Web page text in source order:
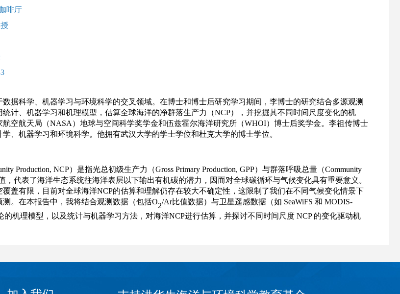
啡厅
据科学、机器学习与环境科学的交叉领域。在博士和博士后研究学习期间，李博士的研究结合多源观测
计、机器学习和机理模型，估算全球海洋的净群落生产力（NCP），并挖掘其不同时间尺度变化的机
空航天局（NASA）地球与空间科学奖学金和伍兹霍尔海洋研究所（WHOI）博士后奖学金。李祖传博士
、机器学习和环境科学。他拥有武汉大学的学士学位和杜克大学的博士学位。
Production, NCP）是指光总初级生产力（Gross Primary Production, GPP）与群落呼吸总量（Community
，代表了海洋生态系统往海洋表层以下输出有机碳的潜力，因而对全球碳循环与气候变化具有重要意义。
盖有限，目前对全球海洋NCP的估算和理解仍存在较大不确定性，这限制了我们在不同气候变化情景下
。在本报告中，我将结合观测数据（包括O2/Ar比值数据）与卫星遥感数据（如 SeaWiFS 和 MODIS-
的机理模型，以及统计与机器学习方法，对海洋NCP进行估算，并探讨不同时间尺度 NCP 的变化驱动机